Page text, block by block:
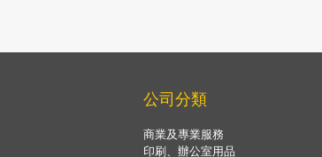
公司分類
商業及專業服務
印刷、辦公室用品